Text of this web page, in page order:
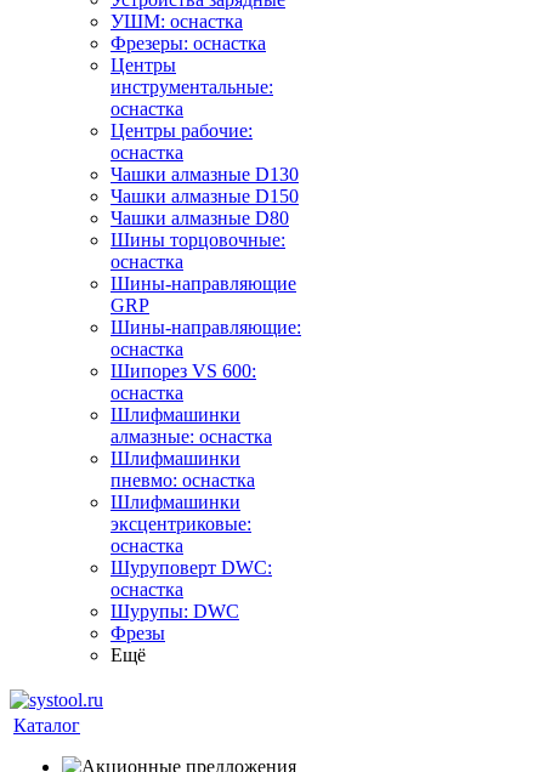
УШМ: оснастка
Фрезеры: оснастка
Центры
инструментальные:
оснастка
Центры рабочие:
оснастка
Чашки алмазные D130
Чашки алмазные D150
Чашки алмазные D80
Шины торцовочные:
оснастка
Шины-направляющие
GRP
Шины-направляющие:
оснастка
Шипорез VS 600:
оснастка
Шлифмашинки
алмазные: оснастка
Шлифмашинки
пневмо: оснастка
Шлифмашинки
эксцентриковые:
оснастка
Шуруповерт DWC:
оснастка
Шурупы: DWC
Фрезы
Ещё
Каталог